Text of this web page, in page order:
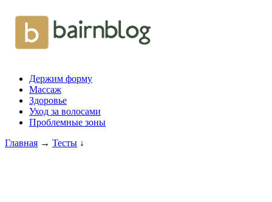
Держим форму
Массаж
Здоровье
Уход за волосами
Проблемные зоны
Главная → Тесты ↓